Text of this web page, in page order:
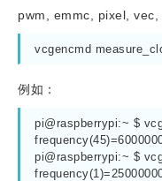
pwm, emmc, pixel,
vcgencmd
例如：
pi@raspberrypi:~ $
pi@raspberrypi:~ $